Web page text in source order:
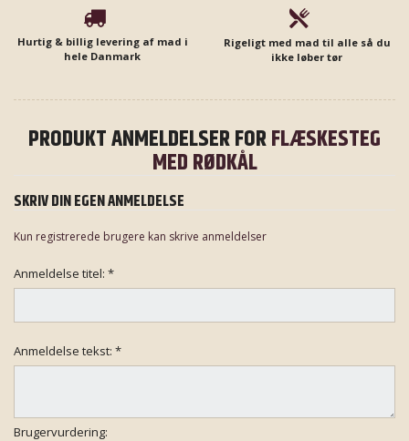
Hurtig & billig levering af mad i
hele Danmark
Rigeligt med mad til alle så du
ikke løber tør
PRODUKT ANMELDELSER FORFLÆSKESTEG
MED RØDKÅL
SKRIV DIN EGEN ANMELDELSE
Kun registrerede brugere kan skrive anmeldelser
Anmeldelse titel: *
Anmeldelse tekst: *
Brugervurdering: